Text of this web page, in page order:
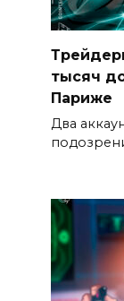
тысяч
Париже
Два